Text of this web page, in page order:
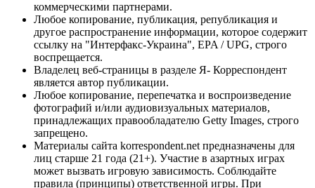
коммерческими партнерами.
Любое копирование, публикация, републикация и
другое распространение информации, которое содержит
ссылку на "Интерфакс-Украина", EPA / UPG, строго
воспрещается.
Владелец веб-страницы в разделе Я- Корреспондент
является автор публикации.
Любое копирование, перепечатка и воспроизведение
фотографий и/или аудиовизуальных материалов,
принадлежащих правообладателю Getty Images, строго
запрещено.
Материалы сайта korrespondent.net предназначены для
лиц старше 21 года (21+). Участие в азартных играх
может вызвать игровую зависимость. Соблюдайте
правила (принципы) ответственной игры. При